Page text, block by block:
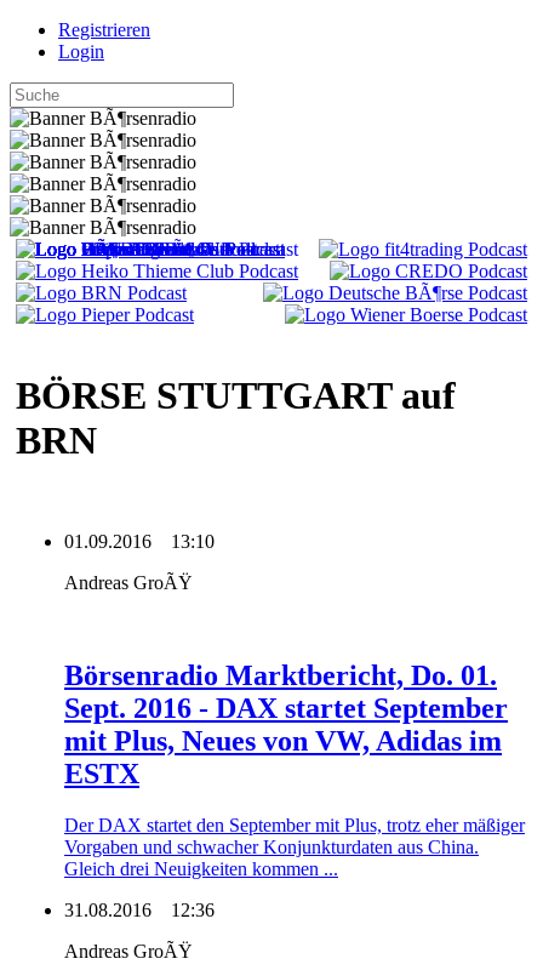
Registrieren
Login
BÖRSE STUTTGART auf
BRN
01.09.2016
13:10
Andreas GroÃŸ
Börsenradio Marktbericht, Do. 01.
Sept. 2016 - DAX startet September
mit Plus, Neues von VW, Adidas im
ESTX
Der DAX startet den September mit Plus, trotz eher mäßiger
Vorgaben und schwacher Konjunkturdaten aus China.
Gleich drei Neuigkeiten kommen ...
31.08.2016
12:36
Andreas GroÃŸ